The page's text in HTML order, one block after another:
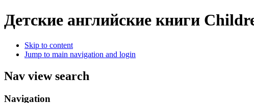
Детские английские книги
Skip to content
Jump to main navigation and login
Nav view search
Navigation